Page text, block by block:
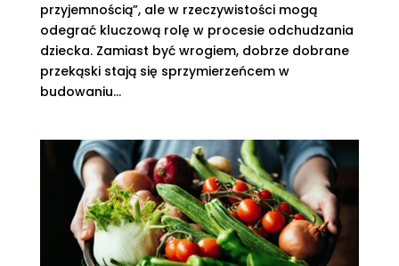
przyjemnością”, ale w rzeczywistości mogą
odegrać kluczową rolę w procesie odchudzania
dziecka. Zamiast być wrogiem, dobrze dobrane
przekąski stają się sprzymierzeńcem w
budowaniu...